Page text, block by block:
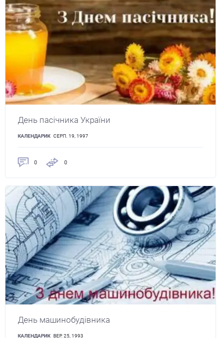
День пасічника України
КАЛЕНДАРИК СЕРП. 19, 1997
0 0
День машинобудівника
КАЛЕНДАРИК ВЕР. 25, 1993